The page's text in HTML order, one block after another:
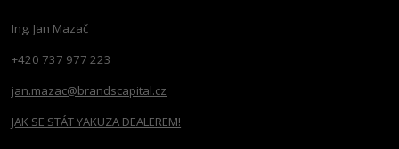
Ing. Jan Mazač
+420 737 977 223
jan.mazac@brandscapital.cz
JAK SE STÁT YAKUZA DEALEREM!